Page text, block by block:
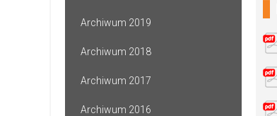
Archiwum 2019
Archiwum 2018
Archiwum 2017
Archiwum 2016